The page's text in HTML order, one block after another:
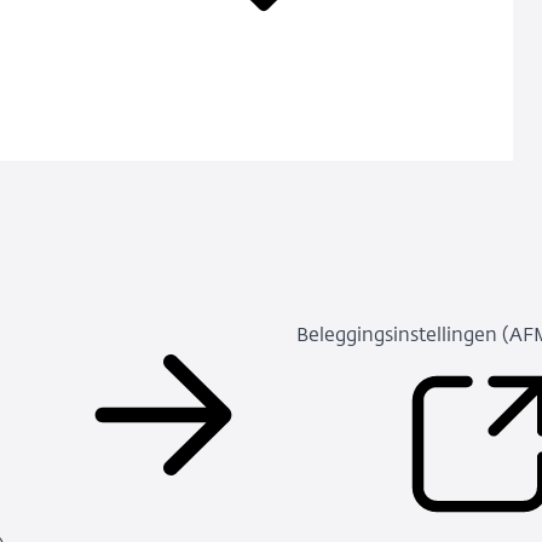
Beleggingsinstellingen